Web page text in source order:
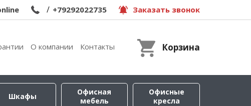
/ +79292022735 Заказать звонок
О компании Контакты Корзина
Шкафы
Офисная
мебель
Офисные
кресла